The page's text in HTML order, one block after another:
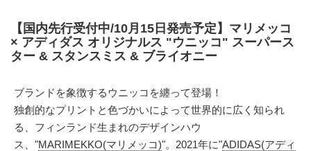
【国内先行受付中/10月15日発売予定】マリメッコ
× アディダス オリジナルス "ウニッコ" スーパース
ター & スタンスミス & ブライオニー
ブランドを象徴するウニッコを纏って登場！
独創的なプリントと色づかいによって世界的に広く知られ
る、フィンランド生まれのデザインハウ
ス、"MARIMEKKO(マリメッコ)"。2021年に"ADIDAS(アディ